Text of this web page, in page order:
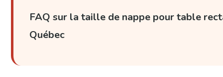
FAQ sur la taille de nappe pour table
Québec